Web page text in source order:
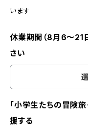
います
休業期間（8月6〜21
さい
「小学生たちの冒険
援する